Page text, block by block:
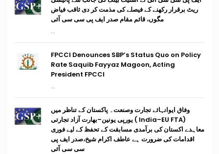
ریٹ برقرار رکھنے کے فیصلے کی مذمت کر دی ثاقب فیاض
مگوں، قائم مقام صدر ایف پی سی سی آئی
...
FPCCI Denounces SBP’s Status Quo on Policy
Rate Saquib Fayyaz Magoon, Acting
President FPCCI
...
وفاق ایوانہائے تجارت وصنعت۔ پاکستان کے تناظر میں
(India–EU FTA ) یورپی یونین–بھارت آزاد تجارتی
معاہدے اکستان کی برآمدی مسابقت کے تحفظ کے لیے فوری
اقدامات کی ضرورت ہے عاطف اکرام شیخ،صدر ایف پی
سی سی آئی